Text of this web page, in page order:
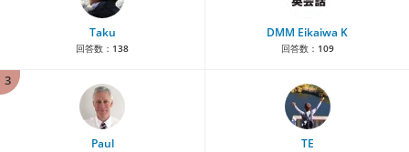
Taku
回答数： 138
DMM Eikaiwa K
回答数： 109
3
Paul TE